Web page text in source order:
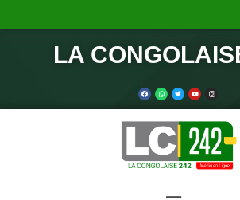
LA